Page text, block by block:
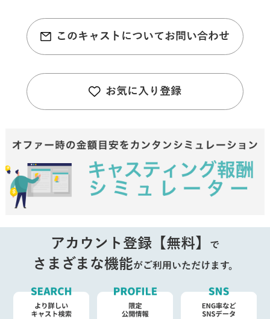
このキャストについてお問い合わせ
お気に入り登録
アカウント登録【無料】 で
さまざまな機能がご利用いただけます。